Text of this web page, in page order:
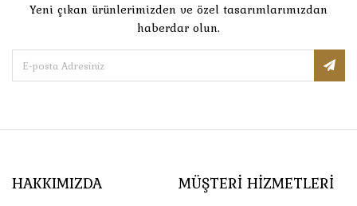
Yeni çıkan ürünlerimizden ve özel tasarımlarımızdan
haberdar olun.
HAKKIMIZDA MÜŞTERI HIZMETLERI